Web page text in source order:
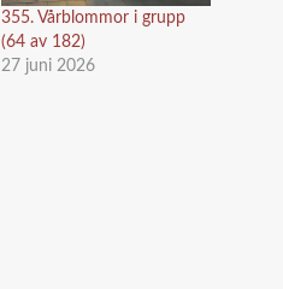
355. Vårblommor i grupp
(64 av 182)
27 juni 2026